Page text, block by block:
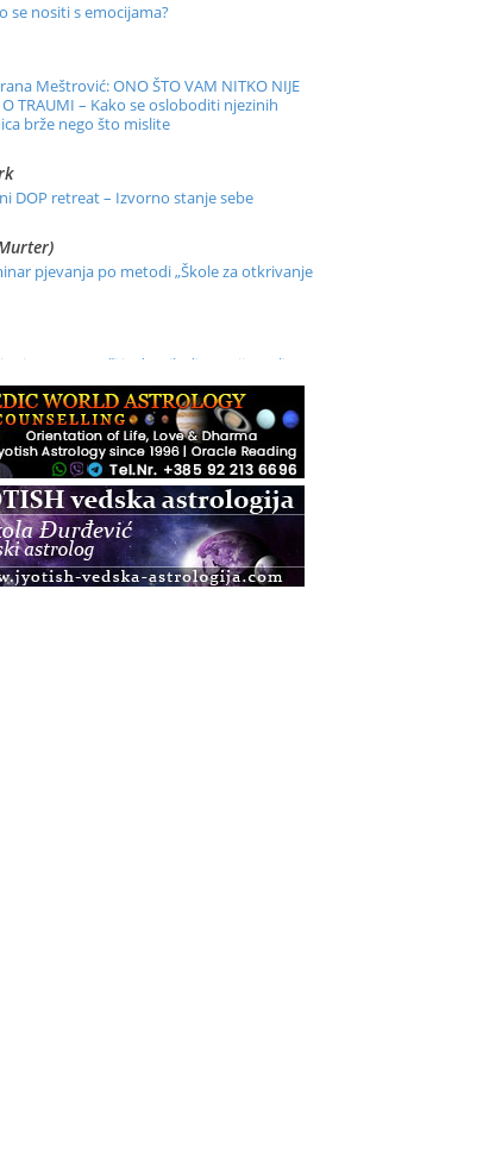
se nositi s emocijama?
Meštrović: ONO ŠTO VAM NITKO NIJE
O TRAUMI – Kako se osloboditi njezinih
brže nego što mislite
DOP retreat – Izvorno stanje sebe
pjevanja po metodi „Škole za otkrivanje
Pomagači iz drugih dimenzija Online –
za sve
ThetaHealing® tečaj, Zagreb i Online
BARS®, otpusti stres